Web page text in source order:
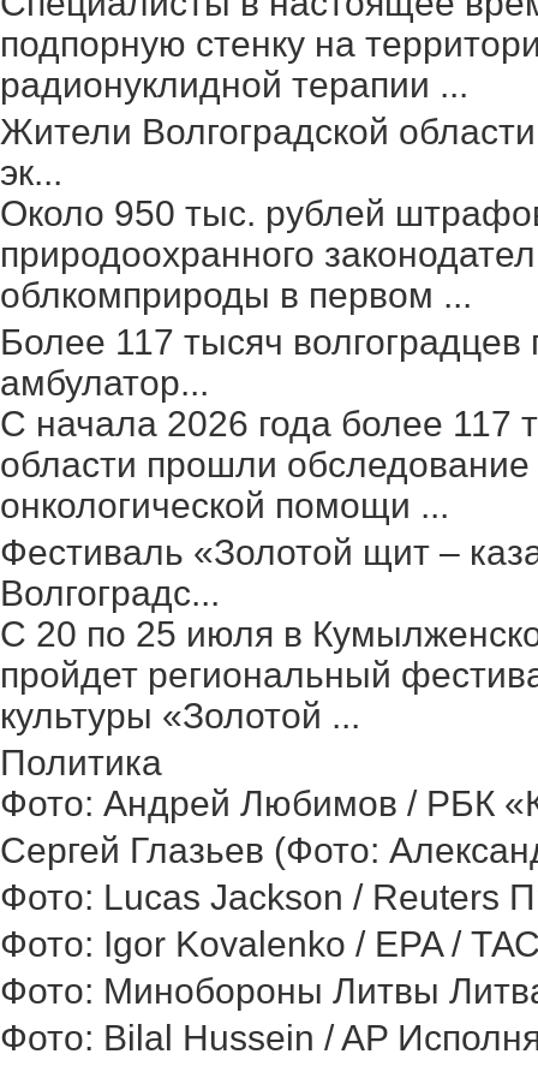
подпорную стенку на
радионуклидной терапии ...
Жители Волгоградской
эк...
Около 950 тыс. рублей
природоохранного
облкомприроды в первом ...
Более 117 тысяч
амбулатор...
С начала 2026 года более 117
области прошли
онкологической помощи ...
Фестиваль «Золотой щит –
Волгоградс...
С 20 по 25 июля в
пройдет региональный
культуры «Золотой ...
Политика
Фото: Андрей Любимов / РБК
Сергей Глазьев (Фото:
Фото: Lucas Jackson / Reuters
Фото: Igor Kovalenko / EPA /
Фото: Минобороны Литвы
Фото: Bilal Hussein / AP